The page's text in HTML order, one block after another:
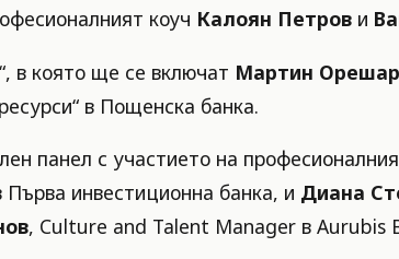
коуч Калоян Петров и
в която ще се включат Мартин
в Пощенска банка.
панел с участието на
инвестиционна банка, и Диана
, Culture and Talent Manager в Aurubis